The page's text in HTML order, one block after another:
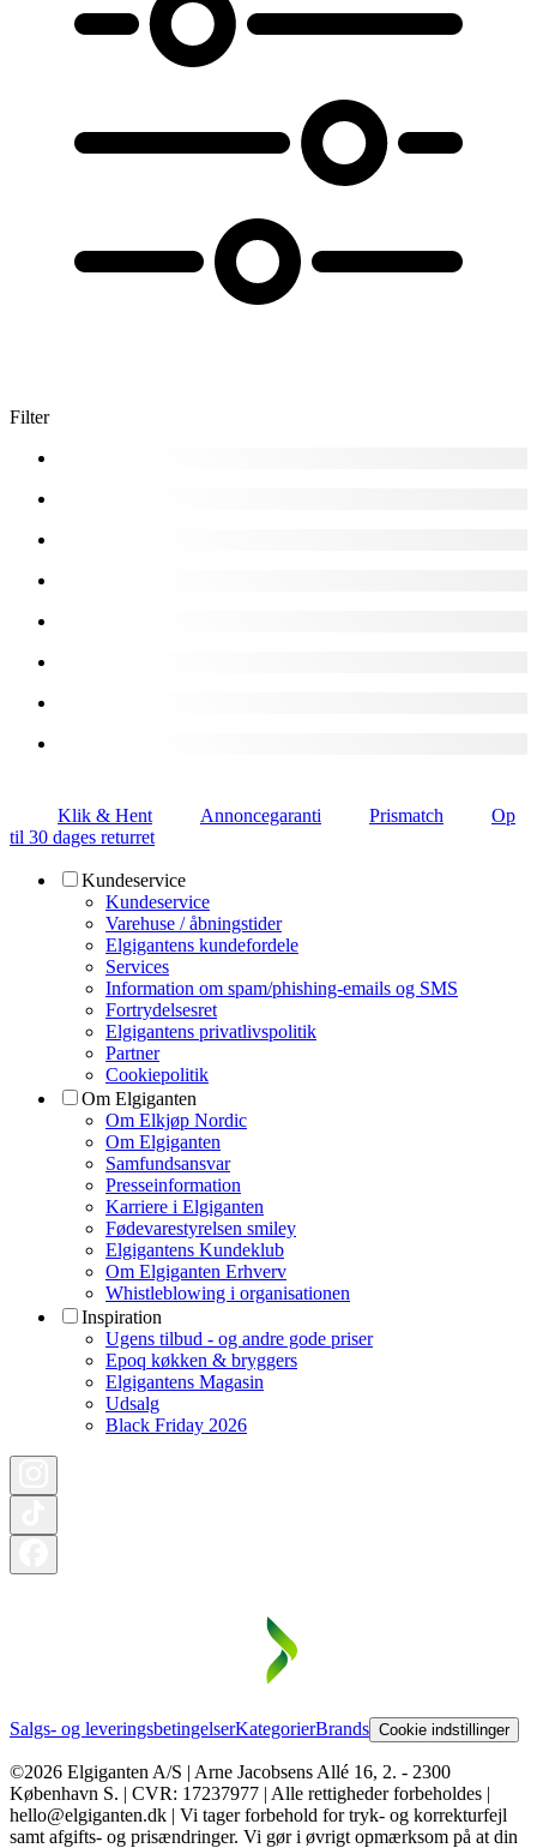
Filter
Klik & Hent Annoncegaranti Prismatch
Op
til 30 dages returret
Kundeservice
Kundeservice
Varehuse / åbningstider
Elgigantens kundefordele
Services
Information om spam/phishing-emails og SMS
Fortrydelsesret
Elgigantens privatlivspolitik
Partner
Cookiepolitik
Om Elgiganten
Om Elkjøp Nordic
Om Elgiganten
Samfundsansvar
Presseinformation
Karriere i Elgiganten
Fødevarestyrelsen smiley
Elgigantens Kundeklub
Om Elgiganten Erhverv
Whistleblowing i organisationen
Inspiration
Ugens tilbud - og andre gode priser
Epoq køkken & bryggers
Elgigantens Magasin
Udsalg
Black Friday 2026
Salgs- og leveringsbetingelserKategorierBrands Cookie indstillinger
©2026 Elgiganten A/S | Arne Jacobsens Allé 16, 2. - 2300
København S. | CVR: 17237977 | Alle rettigheder forbeholdes |
hello@elgiganten.dk | Vi tager forbehold for tryk- og korrekturfejl
samt afgifts- og prisændringer. Vi gør i øvrigt opmærksom på at din